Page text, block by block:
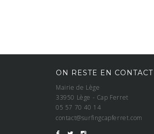
ON RESTE EN CONTACT
Mairie de Lège
33950 Lège - Cap Ferret
05 57 70 40 14
contact@surfingcapferret.com